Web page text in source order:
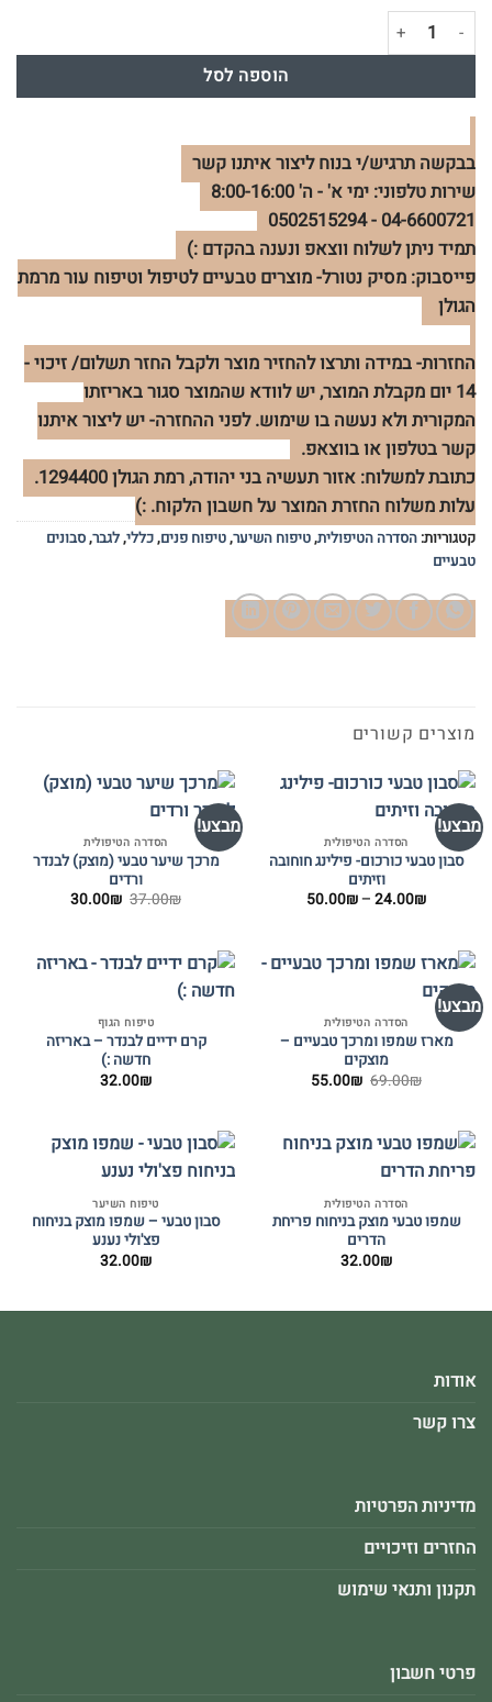
כמות של מרכך מוצק לזקן | ריכוך, הזנה והתרת קשרים
הוספה לסל
בבקשה תרגיש/י בנוח ליצור איתנו קשר
שירות טלפוני: ימי א' - ה' 8:00-16:00
04-6600721 - 0502515294
תמיד ניתן לשלוח ווצאפ ונענה בהקדם :)
פייסבוק: מסיק נטורל- מוצרים טבעיים לטיפול וטיפוח עור מרמת
הגולן
החזרות- במידה ותרצו להחזיר מוצר ולקבל החזר תשלום/ זיכוי -
14 יום מקבלת המוצר, יש לוודא שהמוצר סגור באריזתו
המקורית ולא נעשה בו שימוש. לפני ההחזרה- יש ליצור איתנו
קשר בטלפון או בווצאפ.
כתובת למשלוח: אזור תעשיה בני יהודה, רמת הגולן 1294400.
עלות משלוח החזרת המוצר על חשבון הלקוח. :)
קטגוריות: הסדרה הטיפולית,טיפוח השיער,טיפוח פנים,כללי,לגבר,סבונים
טבעיים
מוצרים קשורים
מבצע!
הסדרה הטיפולית
סבון טבעי כורכום- פילינג חוחובה
וזיתים
24.00₪
–
50.00₪
מבצע!
הסדרה הטיפולית
מרכך שיער טבעי (מוצק) לבנדר
ורדים
37.00₪ המחיר
30.00₪ המחיר
מבצע!
הסדרה הטיפולית
מארז שמפו ומרכך טבעיים –
מוצקים
69.00₪ המחיר
55.00₪
טיפוח הגוף
קרם ידיים לבנדר – באריזה
חדשה :)
32.00₪
הסדרה הטיפולית
שמפו טבעי מוצק בניחוח פריחת
הדרים
32.00₪
טיפוח השיער
סבון טבעי – שמפו מוצק בניחוח
פצ'ולי נענע
32.00₪
אודות
צרו קשר
מדיניות הפרטיות
החזרים וזיכויים
תקנון ותנאי שימוש
פרטי חשבון